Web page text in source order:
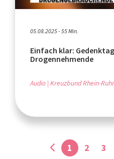
05.08.2025 - 55 Min.
Einfach klar:
Drogennehmende
Audio Kreuzbund Rhein-Ruhr
1 2 3